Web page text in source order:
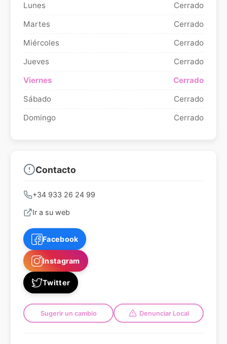
Lunes
Cerrado
Martes
Cerrado
Miércoles
Cerrado
Jueves
Cerrado
Viernes
Cerrado
Sábado
Cerrado
Domingo
Cerrado
Contacto
+34 933 26 24 99
Ir a su web
Facebook
Instagram
Twitter
Sugerir un cambio Denunciar Local